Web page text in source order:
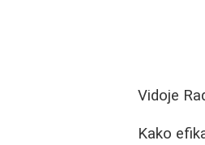
Vidoje
Kako